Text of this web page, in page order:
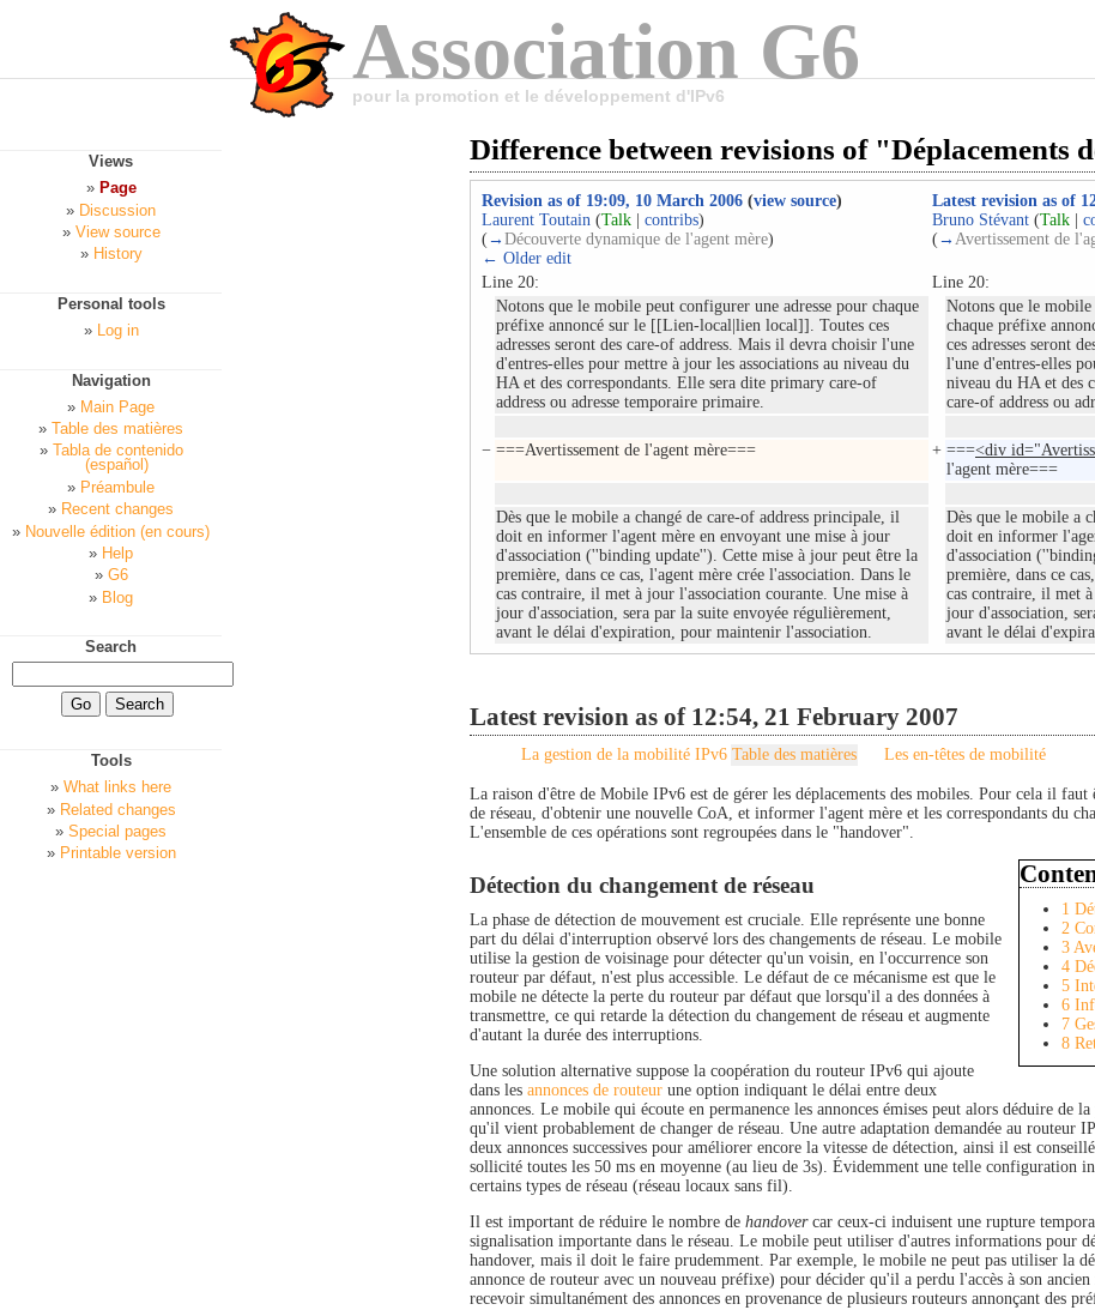
Association G6
pour la promotion et le développement d'IPv6
Difference between revisions of "Déplacements
Revision as of 19:09, 10 March 2006 (view source)
Laurent Toutain (Talk contribs)
(→ Découverte dynamique de l'agent mère)
← Older edit
Latest revision as of
Bruno Stévant (Talk
(→ Avertissement de
Line 20:
Line 20:
Notons que le mobile peut configurer une adresse pour chaque
préfixe annoncé sur le [[Lien-local|lien local]]. Toutes ces
adresses seront des care-of address. Mais il devra choisir l'une
d'entres-elles pour mettre à jour les associations au niveau du
HA et des correspondants. Elle sera dite primary care-of
address ou adresse temporaire primaire.
Notons que le
chaque préfixe
ces adresses seront
l'une d'entres-elles
niveau du HA et des
care-of address ou
− ===Avertissement de l'agent mère=== + ===<div
l'agent mère===
Dès que le mobile a changé de care-of address principale, il
doit en informer l'agent mère en envoyant une mise à jour
d'association (''binding update''). Cette mise à jour peut être la
première, dans ce cas, l'agent mère crée l'association. Dans le
cas contraire, il met à jour l'association courante. Une mise à
jour d'association, sera par la suite envoyée régulièrement,
avant le délai d'expiration, pour maintenir l'association.
Dès que le mobile a
doit en informer
d'association
première, dans ce
cas contraire, il met
jour d'association,
avant le délai
Latest revision as of 12:54, 21 February 2007
La gestion de la mobilité IPv6 Table des matières Les en-têtes de mobilité
La raison d'être de Mobile IPv6 est de gérer les déplacements des mobiles. Pour cela il faut
de réseau, d'obtenir une nouvelle CoA, et informer l'agent mère et les correspondants du
L'ensemble de ces opérations sont regroupées dans le "handover".
1
2
3
4
5
6
7
8
Détection du changement de réseau
La phase de détection de mouvement est cruciale. Elle représente une bonne
part du délai d'interruption observé lors des changements de réseau. Le mobile
utilise la gestion de voisinage pour détecter qu'un voisin, en l'occurrence son
routeur par défaut, n'est plus accessible. Le défaut de ce mécanisme est que le
mobile ne détecte la perte du routeur par défaut que lorsqu'il a des données à
transmettre, ce qui retarde la détection du changement de réseau et augmente
d'autant la durée des interruptions.
Une solution alternative suppose la coopération du routeur IPv6 qui ajoute
dans les annonces de routeur une option indiquant le délai entre deux
annonces. Le mobile qui écoute en permanence les annonces émises peut alors déduire de la
qu'il vient probablement de changer de réseau. Une autre adaptation demandée au routeur
deux annonces successives pour améliorer encore la vitesse de détection, ainsi il est
sollicité toutes les 50 ms en moyenne (au lieu de 3s). Évidemment une telle configuration
certains types de réseau (réseau locaux sans fil).
Il est important de réduire le nombre de handovercar ceux-ci induisent une rupture
signalisation importante dans le réseau. Le mobile peut utiliser d'autres informations pour
handover, mais il doit le faire prudemment. Par exemple, le mobile ne peut pas utiliser la
annonce de routeur avec un nouveau préfixe) pour décider qu'il a perdu l'accès à son
recevoir simultanément des annonces en provenance de plusieurs routeurs annonçant des
Views
Page
Discussion
View source
History
Personal tools
Log in
Navigation
Main Page
Table des matières
Tabla de contenido
(español)
Préambule
Recent changes
Nouvelle édition (en cours)
Help
G6
Blog
Search
Tools
What links here
Related changes
Special pages
Printable version